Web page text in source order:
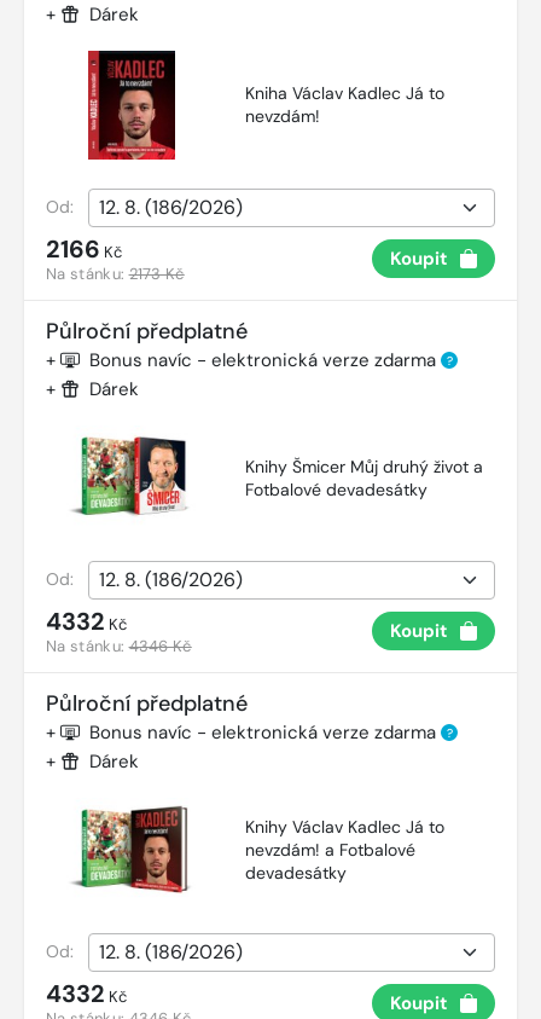
+ Dárek
Kniha Václav Kadlec Já to
nevzdám!
Od:
2166 Kč
Na stánku:2173 Kč
Koupit
Půlroční předplatné
+ Bonus navíc - elektronická verze zdarma ?
+ Dárek
Knihy Šmicer Můj druhý život a
Fotbalové devadesátky
Od:
4332 Kč
Na stánku:4346 Kč
Koupit
Půlroční předplatné
+ Bonus navíc - elektronická verze zdarma ?
+ Dárek
Knihy Václav Kadlec Já to
nevzdám! a Fotbalové
devadesátky
Od:
4332 Kč
Koupit